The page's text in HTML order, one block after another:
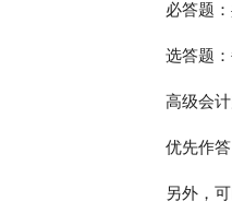
必答题
选答题
高级会
优先作
另外，